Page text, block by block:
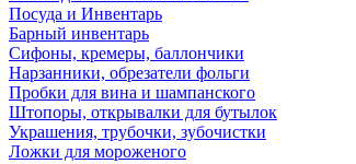
Посуда и Инвентарь
Барный инвентарь
Сифоны, кремеры, баллончики
Нарзанники, обрезатели фольги
Пробки для вина и шампанского
Штопоры, открывалки для бутылок
Украшения, трубочки, зубочистки
Ложки для мороженого